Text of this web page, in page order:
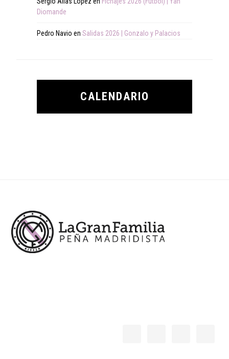
Diomande
Pedro Navio en Salidas 2026 | Gonzalo y Palacios
CALENDARIO